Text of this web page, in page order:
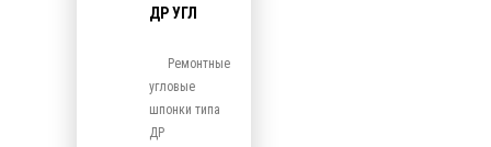
ДР УГЛ
Ремонтные
угловые
шпонки типа
ДР